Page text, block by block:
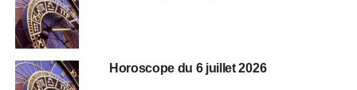
Horoscope du 6 juillet 2026